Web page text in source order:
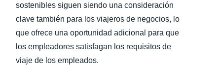
sostenibles siguen siendo una consideración
clave también para los viajeros de negocios, lo
que ofrece una oportunidad adicional para que
los empleadores satisfagan los requisitos de
viaje de los empleados.